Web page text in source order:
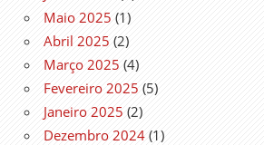
Maio 2025 (1)
Abril 2025 (2)
Março 2025 (4)
Fevereiro 2025 (5)
Janeiro 2025 (2)
Dezembro 2024 (1)